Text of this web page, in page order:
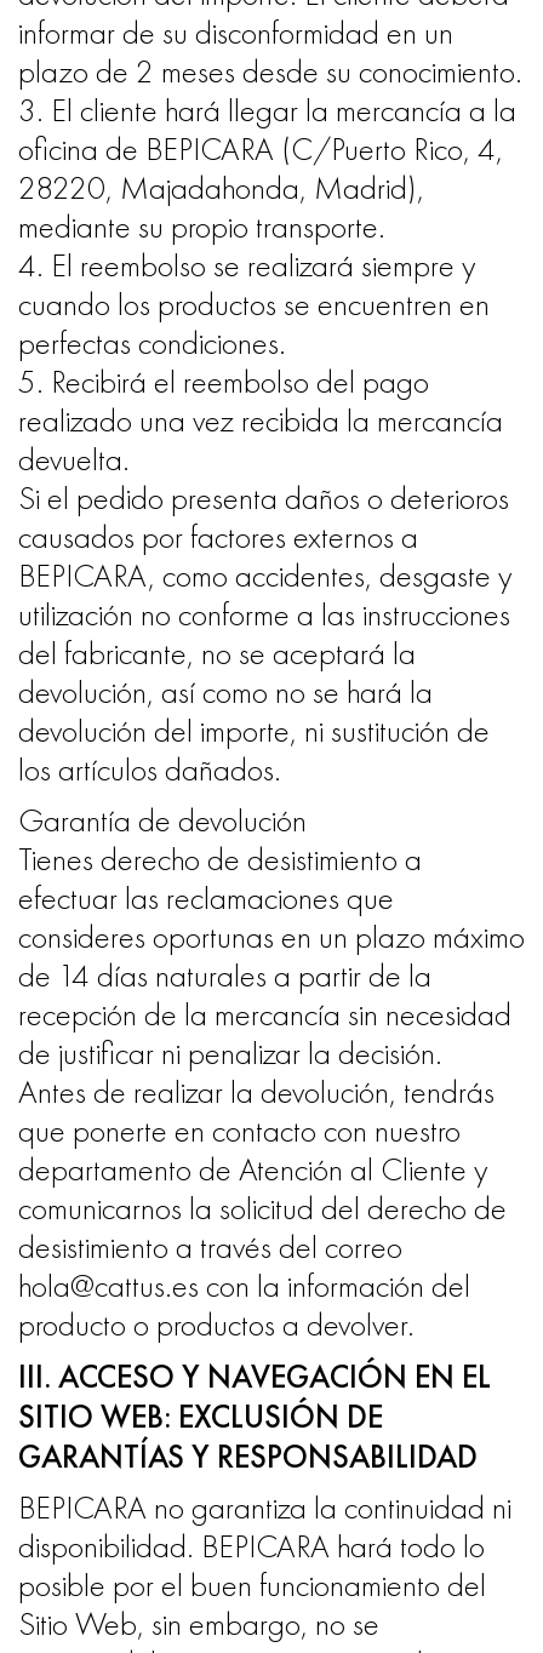
informar de su disconformidad en un
plazo de 2 meses desde su conocimiento.
3. El cliente hará llegar la mercancía a la
oficina de BEPICARA (C/Puerto Rico, 4,
28220, Majadahonda, Madrid),
mediante su propio transporte.
4. El reembolso se realizará siempre y
cuando los productos se encuentren en
perfectas condiciones.
5. Recibirá el reembolso del pago
realizado una vez recibida la mercancía
devuelta.
Si el pedido presenta daños o deterioros
causados por factores externos a
BEPICARA, como accidentes, desgaste y
utilización no conforme a las instrucciones
del fabricante, no se aceptará la
devolución, así como no se hará la
devolución del importe, ni sustitución de
los artículos dañados.
Garantía de devolución
Tienes derecho de desistimiento a
efectuar las reclamaciones que
consideres oportunas en un plazo máximo
de 14 días naturales a partir de la
recepción de la mercancía sin necesidad
de justificar ni penalizar la decisión.
Antes de realizar la devolución, tendrás
que ponerte en contacto con nuestro
departamento de Atención al Cliente y
comunicarnos la solicitud del derecho de
desistimiento a través del correo
hola@cattus.es con la información del
producto o productos a devolver.
III. ACCESO Y NAVEGACIÓN EN EL
SITIO WEB: EXCLUSIÓN DE
GARANTÍAS Y RESPONSABILIDAD
BEPICARA no garantiza la continuidad ni
disponibilidad. BEPICARA hará todo lo
posible por el buen funcionamiento del
Sitio Web, sin embargo, no se